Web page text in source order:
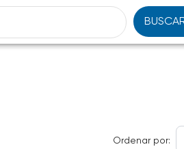
Ordenar por: